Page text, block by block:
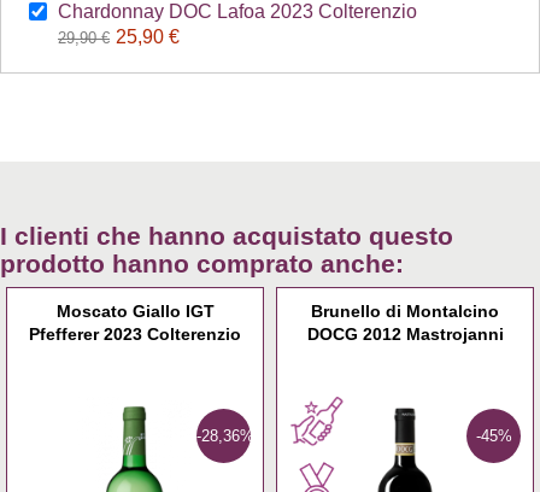
Chardonnay DOC Lafoa 2023 Colterenzio
29,90 € 25,90 €
I clienti che hanno acquistato questo
prodotto hanno comprato anche:
Moscato Giallo IGT
Pfefferer 2023 Colterenzio
-28,36%
Brunello di Montalcino
DOCG 2012 Mastrojanni
-45%